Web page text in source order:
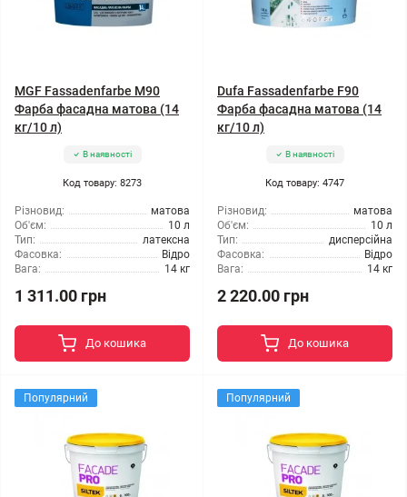
MGF Fassadenfarbe М90
Фарба фасадна матова (14
кг/10 л)
В наявності
Код товару: 8273
Різновид:
матова
Об'єм:
10 л
Тип:
латексна
Фасовка:
Відро
Вага:
14 кг
1 311.00 грн
До кошика
Dufa Fassadenfarbe F90
Фарба фасадна матова (14
кг/10 л)
В наявності
Код товару: 4747
Різновид:
матова
Об'єм:
10 л
Тип:
дисперсійна
Фасовка:
Відро
Вага:
14 кг
2 220.00 грн
До кошика
Популярний Популярний